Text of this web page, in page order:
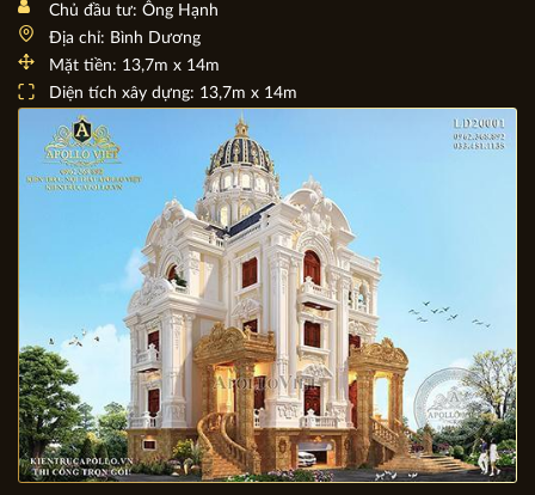
Chủ đầu tư: Ông Hạnh
Địa chỉ: Bình Dương
Mặt tiền: 13,7m x 14m
Diện tích xây dựng: 13,7m x 14m